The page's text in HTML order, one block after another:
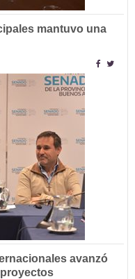
mantuvo una
avanzó